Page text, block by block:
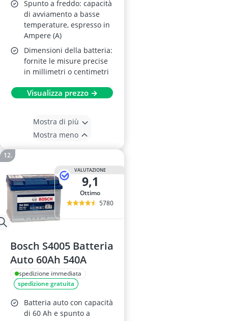
Spunto a freddo: capacità
di avviamento a basse
temperature, espresso in
Ampere (A)
Dimensioni della batteria:
fornite le misure precise
in millimetri o centimetri
Visualizza prezzo →
Mostra di più
Mostra meno
VALUTAZIONE
9,1
Ottimo
5780
Bosch S4005 Batteria
Auto 60Ah 540A
spedizione immediata
spedizione gratuita
Batteria auto con capacità
di 60 Ah e spunto a